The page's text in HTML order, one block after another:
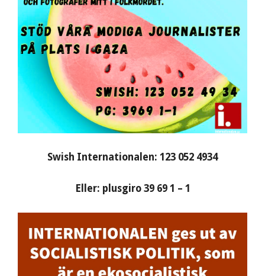
Swish Internationalen: 123 052 4934
Eller: plusgiro 39 69 1 – 1